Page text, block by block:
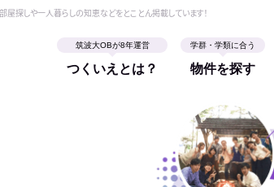
探しや一人暮らしの知恵などをとことん掲載しています！
筑波大OBが8年運営
つくいえとは？
学群・学類に合う
物件を探す